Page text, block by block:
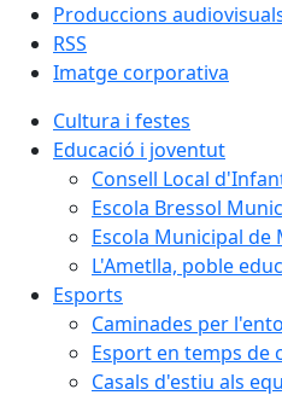
Produccions
RSS
Imatge corporativa
Cultura i festes
Educació i joventut
Consell Local
Escola Bressol
Escola Municipal de
L'Ametlla, poble
Esports
Caminades per
Esport en temps de
Casals d'estiu als